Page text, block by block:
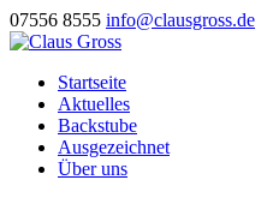
07556 8555 info@clausgross.de
Startseite
Aktuelles
Backstube
Ausgezeichnet
Über uns